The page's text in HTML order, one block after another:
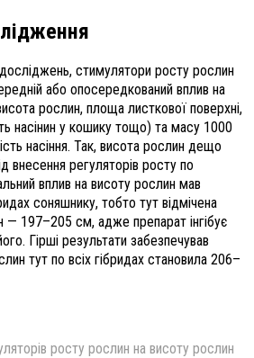
стимулятори росту рослин
або опосередкований вплив на
рослин, площа листкової поверхні,
насінин у кошику тощо) та масу 1000
насіння. Так, висота рослин дещо
внесення регуляторів росту по
вплив на висоту рослин мав
соняшнику, тобто тут відмічена
197–205 см, адже препарат інгібує
Гірші результати забезпечував
тут по всіх гібридах становила 206–
росту рослин на висоту рослин